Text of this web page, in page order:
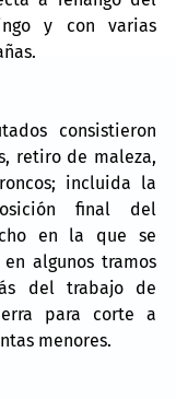
y con varias
consistieron
retiro de maleza,
incluida la
final del
en la que se
algunos tramos
del trabajo de
para corte a
menores.